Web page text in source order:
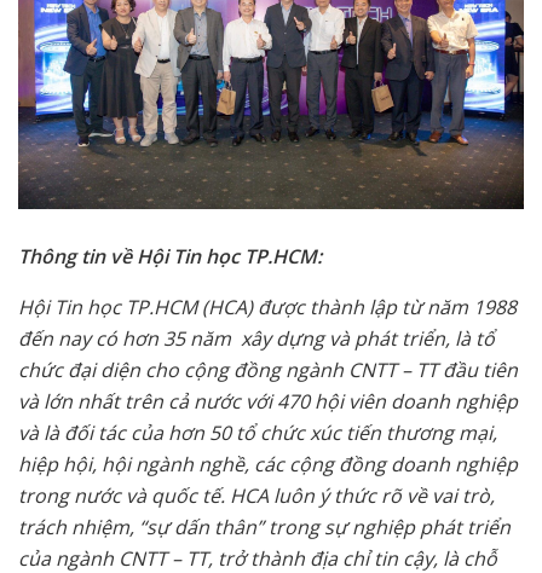
Thông tin về Hội Tin học TP.HCM:
Hội Tin học TP.HCM (HCA) được thành lập từ năm 1988
đến nay có hơn 35 năm xây dựng và phát triển, là tổ
chức đại diện cho cộng đồng ngành CNTT – TT đầu tiên
và lớn nhất trên cả nước với 470 hội viên doanh nghiệp
và là đối tác của hơn 50 tổ chức xúc tiến thương mại,
hiệp hội, hội ngành nghề, các cộng đồng doanh nghiệp
trong nước và quốc tế. HCA luôn ý thức rõ về vai trò,
trách nhiệm, “sự dấn thân” trong sự nghiệp phát triển
của ngành CNTT – TT, trở thành địa chỉ tin cậy, là chỗ